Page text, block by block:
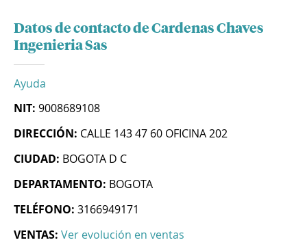
Datos de contacto de Cardenas Chaves
Ingenieria Sas
Ayuda
NIT: 9008689108
DIRECCIÓN: CALLE 143 47 60 OFICINA 202
CIUDAD: BOGOTA D C
DEPARTAMENTO: BOGOTA
TELÉFONO: 3166949171
VENTAS: Ver evolución en ventas